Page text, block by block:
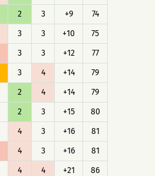
2 3 +9
74
3 3 +10
75
3 3 +12
77
3 4 +14
79
2 4 +14
79
2 3 +15
80
4 3 +16
81
4 3 +16
81
4 4 +21 86